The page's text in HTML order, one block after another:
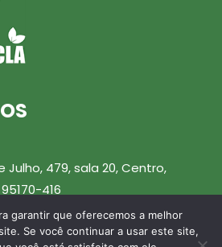
Julho, 479, sala 20, Centro,
416
0461
garantir que oferecemos a melhor
Se você continuar a usar este site,